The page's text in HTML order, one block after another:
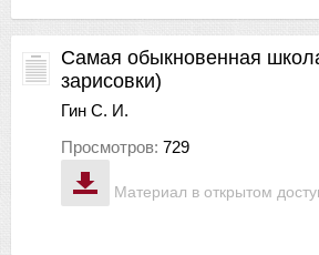
Материал в открытом
Самая обыкновенная
зарисовки)
Гин С. И.
Просмотров: 729